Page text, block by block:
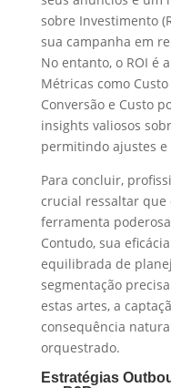
sobre Investimento
sua campanha em
No entanto, o ROI é
Métricas como Custo
Conversão e Custo
insights valiosos
permitindo ajustes
Para concluir,
crucial ressaltar que
ferramenta
Contudo, sua
equilibrada de
segmentação
estas artes, a
consequência
orquestrado.
Estratégias